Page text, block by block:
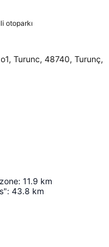
otoparkı
Turunc, 48740, Turunç,
: 11.9 km
: 43.8 km